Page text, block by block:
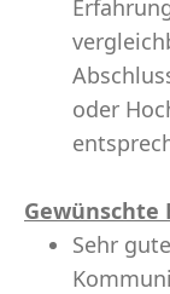
oder
Gewünschte
Sehr